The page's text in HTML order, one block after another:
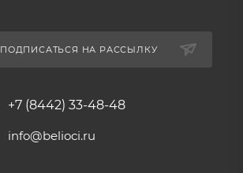
ПОДПИСАТЬСЯ НА РАССЫЛКУ
+7 (8442) 33-48-48
info@belioci.ru